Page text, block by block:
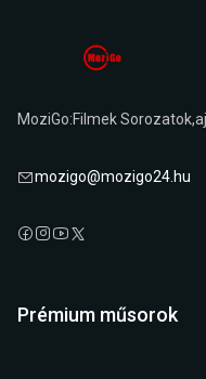
MoziGo:Filmek
mozigo@mozigo24.hu
Prémium műsorok